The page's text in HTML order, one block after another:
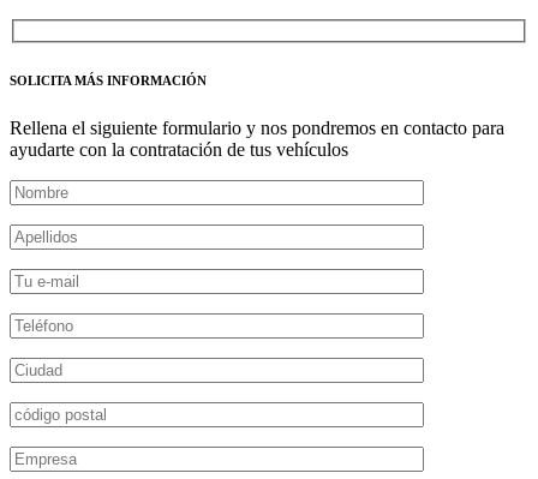
SOLICITA MÁS INFORMACIÓN
Rellena el siguiente formulario y nos pondremos en contacto para
ayudarte con la contratación de tus vehículos